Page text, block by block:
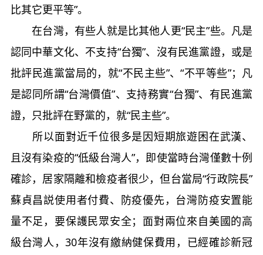
比其它更平等”。
在台灣，有些人就是比其他人更“民主”些。凡是
認同中華文化、不支持“台獨”、沒有民進黨證，或是
批評民進黨當局的，就“不民主些”、“不平等些”；凡
是認同所謂“台灣價值”、支持務實“台獨”、有民進黨
證，只批評在野黨的，就“民主些”。
所以面對近千位很多是因短期旅遊困在武漢、
且沒有染疫的“低級台灣人”，即使當時台灣僅數十例
確診，居家隔離和檢疫者很少，但台當局“行政院長”
蘇貞昌説使用者付費、防疫優先，台灣防疫安置能
量不足，要保護民眾安全；面對兩位來自美國的高
級台灣人，30年沒有繳納健保費用，已經確診新冠